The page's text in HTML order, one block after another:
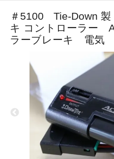
＃5100 Tie-Down
キ コントローラー
ラーブレーキ 電気